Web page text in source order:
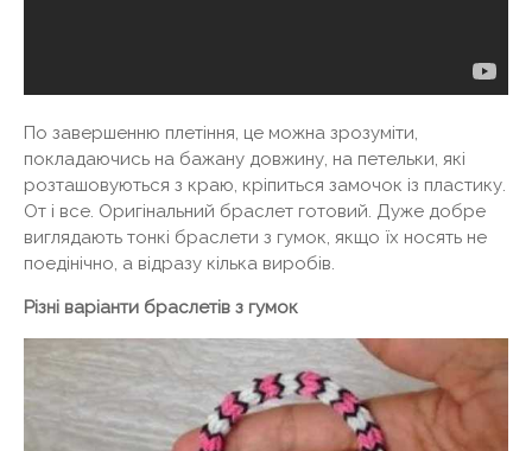
По завершенню плетіння, це можна зрозуміти,
покладаючись на бажану довжину, на петельки, які
розташовуються з краю, кріпиться замочок із пластику.
От і все. Оригінальний браслет готовий. Дуже добре
виглядають тонкі браслети з гумок, якщо їх носять не
поедінічно, а відразу кілька виробів.
Різні варіанти браслетів з гумок